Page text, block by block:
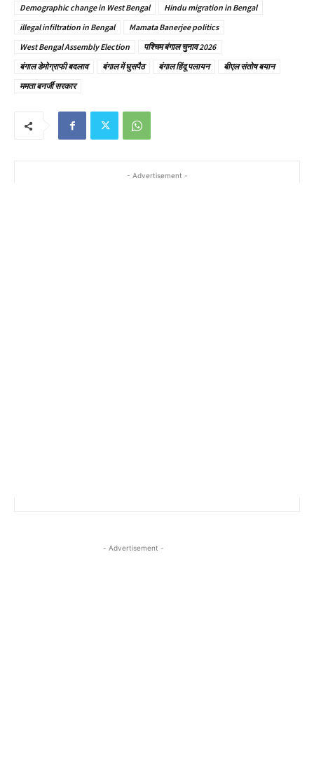
Demographic change in West Bengal
Hindu migration in Bengal
illegal infiltration in Bengal
Mamata Banerjee politics
West Bengal Assembly Election
पश्चिम बंगाल चुनाव 2026
बंगाल डेमोग्राफी बदलाव
बंगाल में घुसपैठ बंगाल हिंदू पलायन
बीएल संतोष बयान
ममता बनर्जी सरकार
- Advertisement -
- Advertisement -